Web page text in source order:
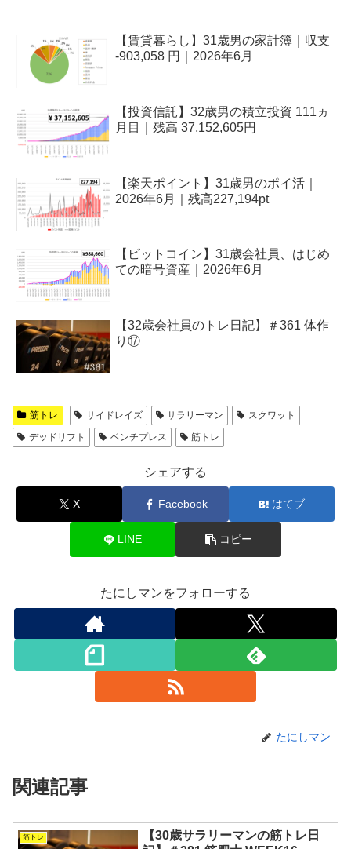
【賃貸暮らし】31歳男の家計簿｜収支
-903,058 円｜2026年6月
【投資信託】32歳男の積立投資 111ヵ
月目｜残高 37,152,605円
【楽天ポイント】31歳男のポイ活｜
2026年6月｜残高227,194pt
【ビットコイン】31歳会社員、はじめ
ての暗号資産｜2026年6月
【32歳会社員のトレ日記】＃361 体作
り⑰
筋トレ サイドレイズ サラリーマン
スクワット
デッドリフト
ベンチプレス 筋トレ
シェアする
X Facebook はてブ
LINE コピー
たにしマンをフォローする
たにしマン
関連記事
筋トレ
【30歳サラリーマンの筋トレ日